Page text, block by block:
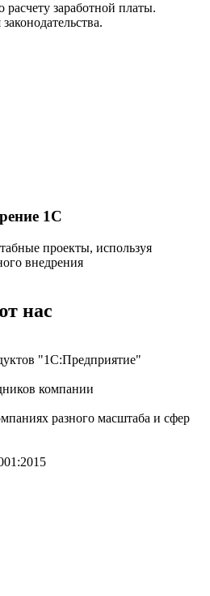
заработной платы.
1С
проекты, используя
внедрения
нас
"1С:Предприятие"
компании
разного масштаба и сфер